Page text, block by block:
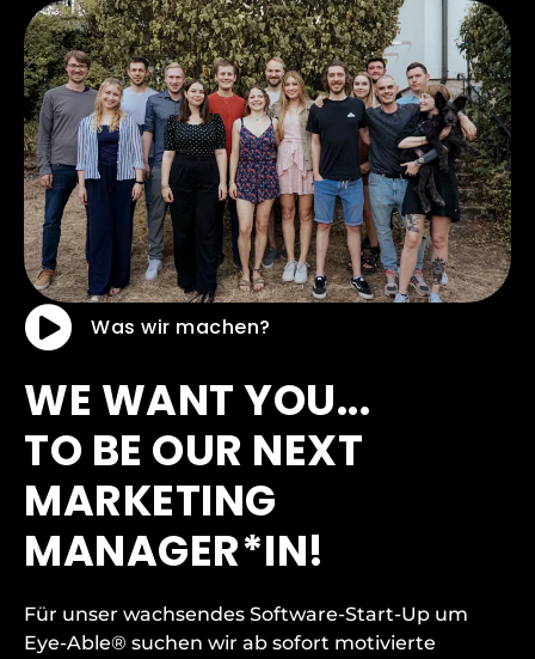
Was wir machen?
WE WANT YOU...
TO BE OUR NEXT
MARKETING
MANAGER*IN!
Für unser wachsendes Software-Start-Up um
Eye-Able® suchen wir ab sofort motivierte